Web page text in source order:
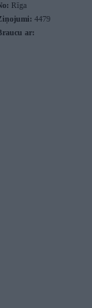
Rīga
4479
ar: